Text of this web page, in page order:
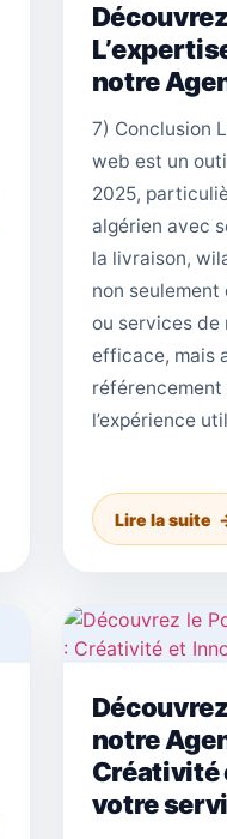
notre
7) Conclusion
web est un
2025,
algérien avec
la livraison,
non
ou services
efficace, mais
référencement
l’expérience
Lire la suite
notre
Créativité
votre